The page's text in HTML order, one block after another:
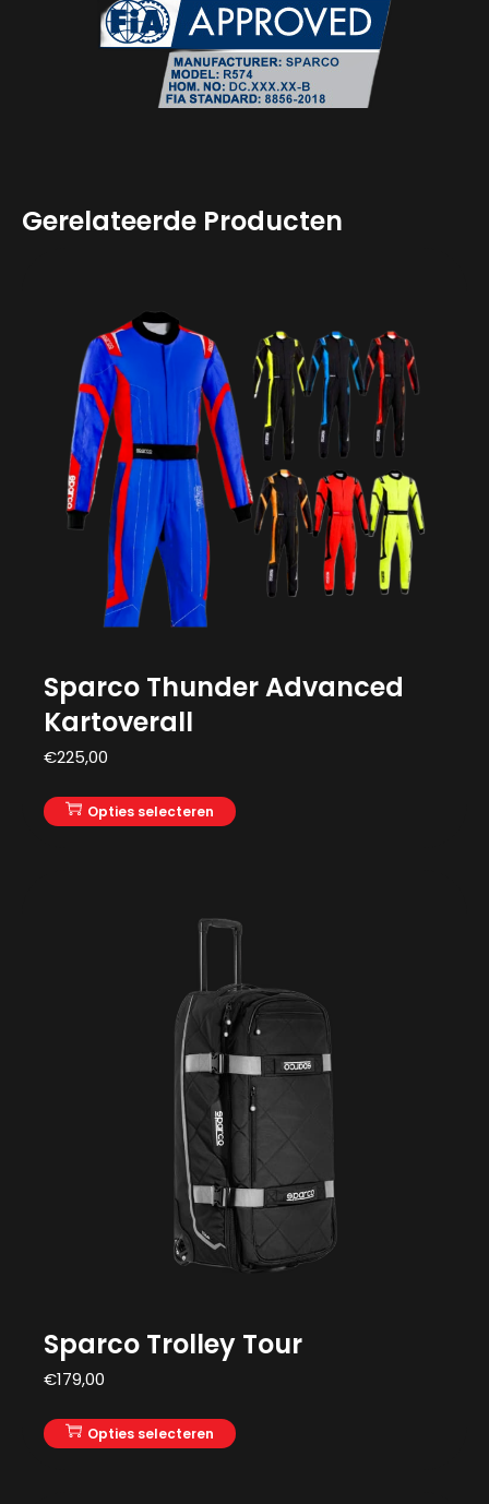
Gerelateerde Producten
Sparco Thunder Advanced
Kartoverall
€225,00
Opties selecteren
Sparco Trolley Tour
€179,00
Opties selecteren